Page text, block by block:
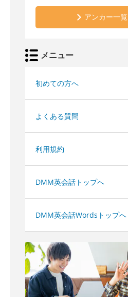
アンカー一覧
メニュー
初めての方へ
よくある質問
利用規約
DMM英会話トップへ
DMM英会話Wordsトップへ